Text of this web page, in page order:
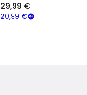
20,99 €
29,99 €